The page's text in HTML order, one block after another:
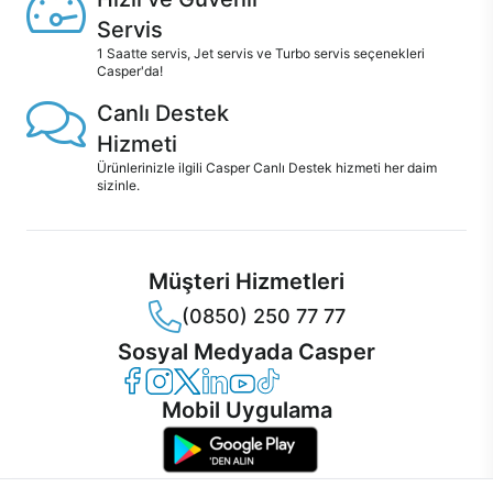
Servis
1 Saatte servis, Jet servis ve Turbo servis seçenekleri
Casper'da!
Canlı Destek
Hizmeti
Ürünlerinizle ilgili Casper Canlı Destek hizmeti her daim
sizinle.
Müşteri Hizmetleri
(0850) 250 77 77
Sosyal Medyada Casper
Casper Facebook
Casper Instagram
Casper Twitter
Casper LinkedIn
Casper YouTube
Casper TikTok
Mobil Uygulama